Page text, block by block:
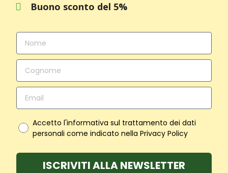
Buono sconto del 5%
Accetto l'informativa sul trattamento dei dati
personali come indicato nella Privacy Policy
ISCRIVITI ALLA NEWSLETTER